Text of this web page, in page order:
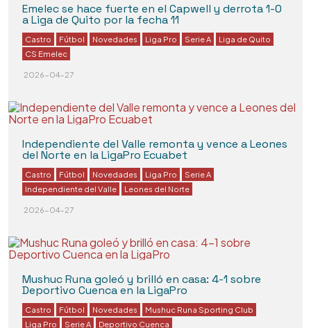
Emelec se hace fuerte en el Capwell y derrota 1-0
a Liga de Quito por la fecha 11
Castro Fútbol Novedades Liga Pro Serie A
Liga de Quito
CS Emelec
2026-04-27
Independiente del Valle remonta y vence a Leones
del Norte en la LigaPro Ecuabet
Castro Fútbol Novedades Liga Pro
Serie A
Independiente del Valle
Leones del Norte
2026-04-27
Mushuc Runa goleó y brilló en casa: 4-1 sobre
Deportivo Cuenca en la LigaPro
Castro Fútbol Novedades
Mushuc Runa Sporting Club
Liga Pro
Serie A Deportivo Cuenca